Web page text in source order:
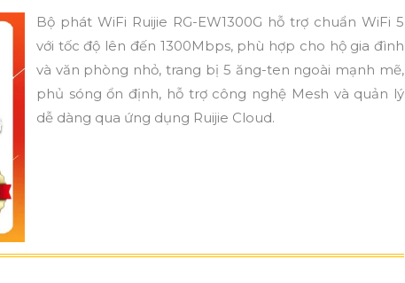
Bộ phát WiFi Ruijie RG-EW1300G hỗ trợ chuẩn WiFi 5
với tốc độ lên đến 1300Mbps, phù hợp cho hộ gia đình
và văn phòng nhỏ, trang bị 5 ăng-ten ngoài mạnh mẽ,
phủ sóng ổn định, hỗ trợ công nghệ Mesh và quản lý
dễ dàng qua ứng dụng Ruijie Cloud.